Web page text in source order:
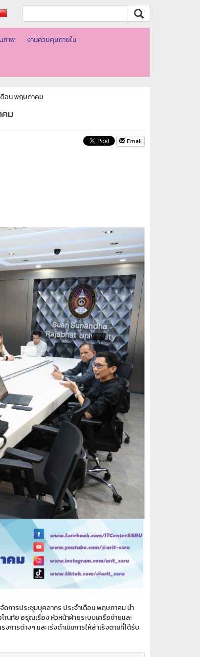
ภาพ งานควบคุมภายใน
ดือน พฤษภาคม
ม
Email
การประชุมบุคลากร ประจำเดือน พฤษภาคม นำ
ณทัย อรุณเรือง หัวหน้าฝ่ายระบบเครือข่ายและ
การต่างๆ และเร่งดำเนินการให้สำเร็จตามที่ได้รับ